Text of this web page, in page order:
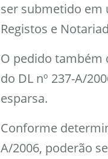
ser submetido em
Registos e
O pedido também
do DL nº 237-A/
esparsa.
Conforme
A/2006, poderão